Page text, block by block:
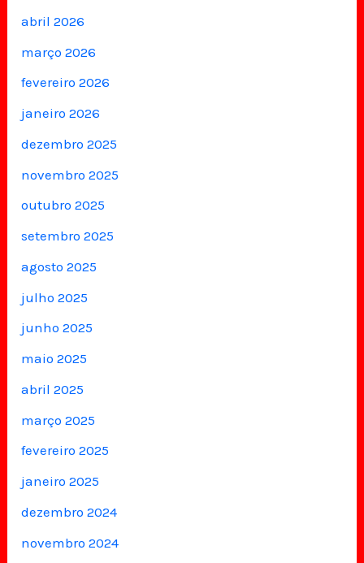
abril 2026
março 2026
fevereiro 2026
janeiro 2026
dezembro 2025
novembro 2025
outubro 2025
setembro 2025
agosto 2025
julho 2025
junho 2025
maio 2025
abril 2025
março 2025
fevereiro 2025
janeiro 2025
dezembro 2024
novembro 2024